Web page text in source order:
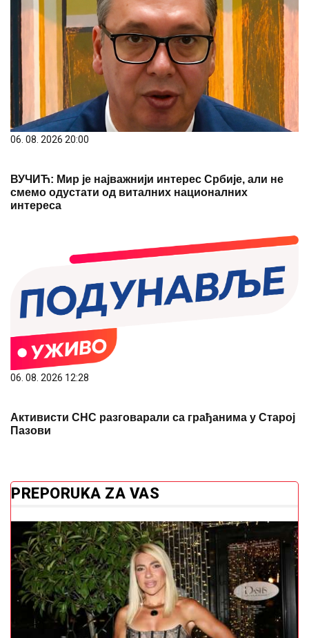
06. 08. 2026 20:00
ВУЧИЋ: Мир је најважнији интерес Србије, али не
смемо одустати од виталних националних
интереса
06. 08. 2026 12:28
Активисти СНС разговарали са грађанима у Старој
Пазови
PREPORUKA ZA VAS